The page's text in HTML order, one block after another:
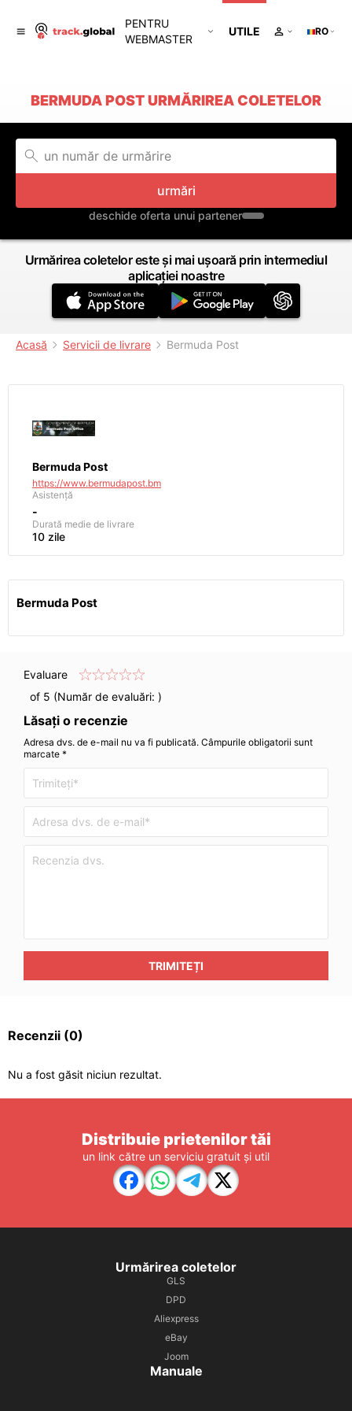
PENTRU
WEBMASTER
UTILE RO
BERMUDA POST URMĂRIREA COLETELOR
urmări
deschide oferta unui partener
Urmărirea coletelor este și mai ușoară prin intermediul
aplicației noastre
Acasă Servicii de livrare Bermuda Post
Bermuda Post
https://www.bermudapost.bm
Asistență
-
Durată medie de livrare
10 zile
Bermuda Post
Evaluare
of 5 (Număr de evaluări: )
Lăsați o recenzie
Adresa dvs. de e-mail nu va fi publicată. Câmpurile obligatorii sunt
marcate *
TRIMITEȚI
Recenzii (0)
Nu a fost găsit niciun rezultat.
Distribuie prietenilor tăi
un link către un serviciu gratuit și util
Urmărirea coletelor
GLS
DPD
Aliexpress
eBay
Joom
Manuale